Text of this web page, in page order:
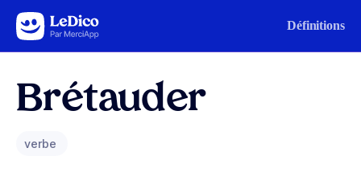
Aller au contenu Définitions
Brétauder
verbe